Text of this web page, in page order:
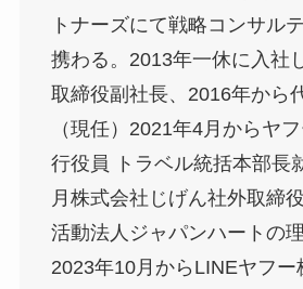
トナーズにて戦略コンサル
携わる。2013年一休に入社
取締役副社長、2016年から
（現任）2021年4月からヤ
行役員 トラベル統括本部長
月株式会社じげん社外取締
活動法人ジャパンハートの理
2023年10月からLINEヤフー